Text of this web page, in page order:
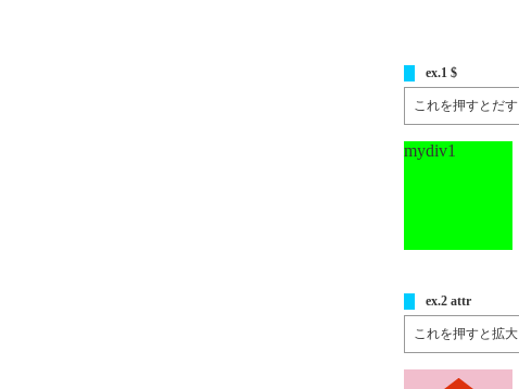
ex.1 $
これを押すとだす
mydiv1
ex.2 attr
これを押すと拡大